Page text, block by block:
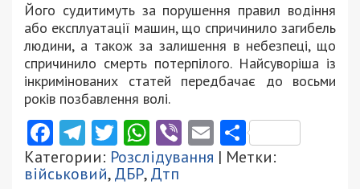
Його судитимуть за порушення правил водіння
або експлуатації машин, що спричинило загибель
людини, а також за залишення в небезпеці, що
спричинило смерть потерпілого. Найсуворіша із
інкримінованих статей передбачає до восьми
років позбавлення волі.
Facebook
Telegram
Twitter
WhatsApp
ViberEmail
Категории: Розслідування | Метки:
військовий,ДБР,Дтп